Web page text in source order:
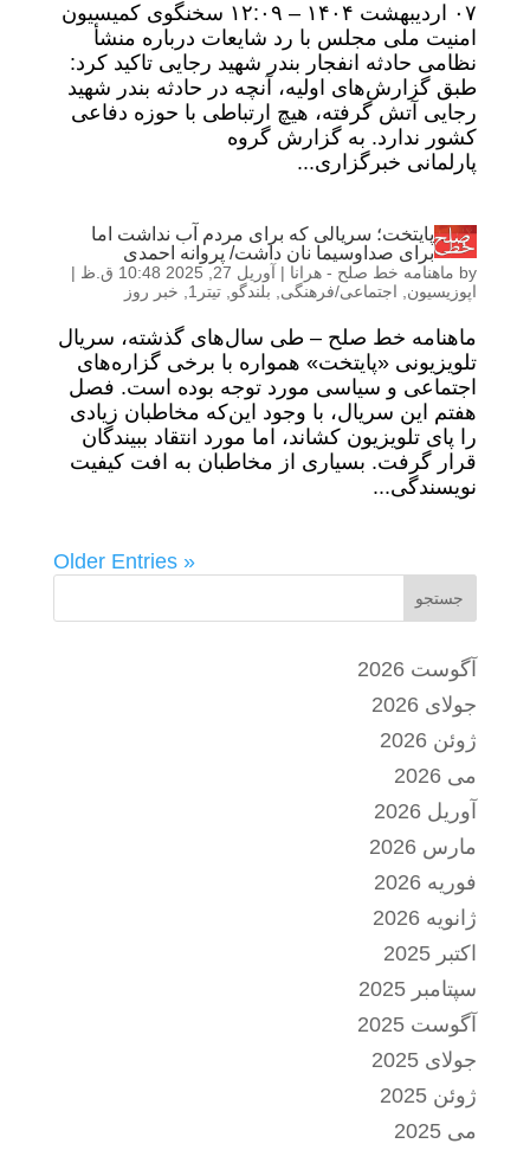
۰۷ ارديبهشت ۱۴۰۴ – ۱۲:۰۹ سخنگوی کمیسیون
امنیت ملی مجلس با رد شایعات درباره منشأ
نظامی حادثه انفجار بندر شهید رجایی تاکید کرد:
طبق گزارش‌های اولیه، آنچه در حادثه بندر شهید
رجایی آتش گرفته، هیچ ارتباطی با حوزه دفاعی
کشور ندارد. به گزارش گروه
پارلمانی خبرگزاری...
پایتخت؛ سریالی که برای مردم آب نداشت اما
برای صداوسیما نان داشت/ پروانه احمدی
by ماهنامه خط صلح - هرانا | آوریل 27, 2025 10:48 ق.ظ
|
اپوزیسیون
اجتماعی/فرهنگی بلندگو تیتر1 خبر روز
ماهنامه خط صلح – طی سال‌های گذشته، سریال
تلویزیونی «پایتخت» همواره با برخی گزاره‌های
اجتماعی و سیاسی مورد توجه بوده است. فصل
هفتم این سریال، با وجود این‌که مخاطبان زیادی
را پای تلویزیون کشاند، اما مورد انتقاد ببیندگان
قرار گرفت. بسیاری از مخاطبان به افت کیفیت
نویسندگی...
« Older Entries
جستجو
آگوست 2026
جولای 2026
ژوئن 2026
می 2026
آوریل 2026
مارس 2026
فوریه 2026
ژانویه 2026
اکتبر 2025
سپتامبر 2025
آگوست 2025
جولای 2025
ژوئن 2025
می 2025